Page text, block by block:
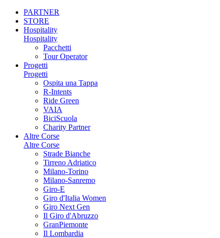
PARTNER
STORE
Hospitality
Hospitality
Pacchetti
Tour Operator
Progetti
Progetti
Ospita una Tappa
R-Intents
Ride Green
VAIA
BiciScuola
Charity Partner
Altre Corse
Altre Corse
Strade Bianche
Tirreno Adriatico
Milano-Torino
Milano-Sanremo
Giro-E
Giro d'Italia Women
Giro Next Gen
Il Giro d'Abruzzo
GranPiemonte
Il Lombardia